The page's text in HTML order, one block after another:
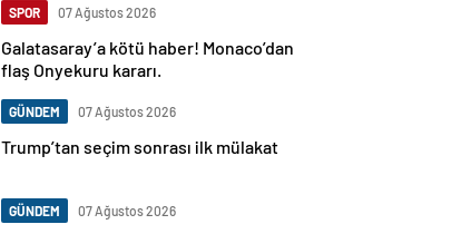
SPOR 07 Ağustos 2026
Galatasaray’a kötü haber! Monaco’dan
flaş Onyekuru kararı.
GÜNDEM 07 Ağustos 2026
Trump’tan seçim sonrası ilk mülakat
GÜNDEM 07 Ağustos 2026